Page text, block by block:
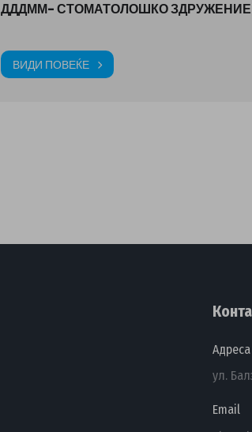
ДДДММ- СТОМАТОЛОШКО ЗДРУЖЕНИЕ
ВИДИ ПОВЕЌЕ
Адреса
ул.
Email